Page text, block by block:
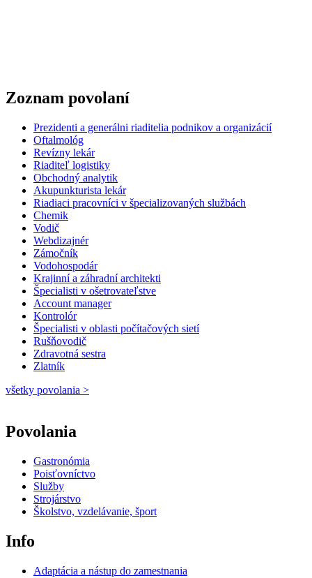
Zoznam povolaní
Prezidenti a generálni riaditelia podnikov a organizácií
Oftalmológ
Revízny lekár
Riaditeľ logistiky
Obchodný analytik
Akupunkturista lekár
Riadiaci pracovníci v špecializovaných službách
Chemik
Vodič
Webdizajnér
Zámočník
Vodohospodár
Krajinní a záhradní architekti
Špecialisti v ošetrovateľstve
Account manager
Kontrolór
Špecialisti v oblasti počítačových sietí
Rušňovodič
Zdravotná sestra
Zlatník
všetky povolania >
Povolania
Gastronómia
Poisťovníctvo
Služby
Strojárstvo
Školstvo, vzdelávanie, šport
Info
Adaptácia a nástup do zamestnania